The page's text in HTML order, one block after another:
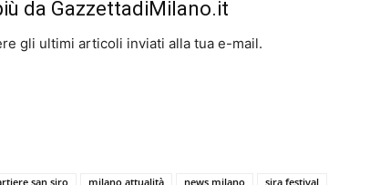
da GazzettadiMilano.it
gli ultimi articoli inviati alla tua e-mail.
san siro milano attualità news milano sira festival